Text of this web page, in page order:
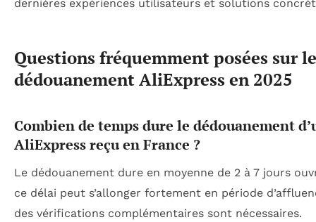
dernières expériences utilisateurs et solutions
Questions fréquemment posées sur le
dédouanement AliExpress en 2025
Combien de temps dure le dédouanement
AliExpress reçu en France ?
Le dédouanement dure en moyenne de 2 à 7 jours
ce délai peut s’allonger fortement en période
des vérifications complémentaires sont nécessaires.